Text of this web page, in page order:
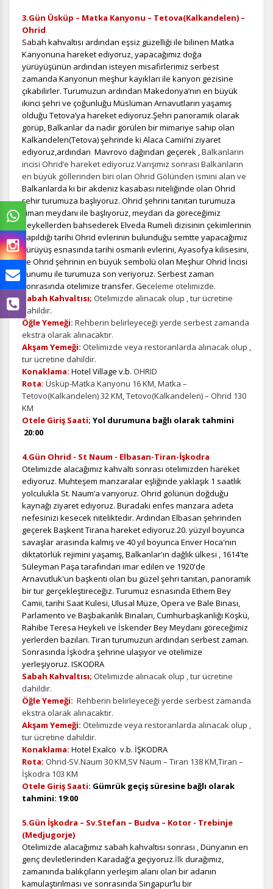
ÇEREZ KULLANIM AYARLARINIZ
Çerez tercihlerinizibelirleyin.
gizlilik koşullarınıinceleyebilirsiniz.
Zorunlu Çerezler
Oturum yönetimi, güvenlik ve temel site işlevleri için
gereklidir. Bu çerezler olmadan site düzgün çalışmaz ve
devre dışı bırakılamaz.
3.Gün Üsküp – Matka Kanyonu – Tetova(Kalkandelen) –
Ohrid
Sabah kahvaltısı ardından eşsiz güzelliği ile bilinen Matka
Kanyonuna hareket ediyoruz, yapacağımız doğa
yürüyüşünün ardından isteyen misafirlerimiz serbest
zamanda Kanyonun meşhur kayıkları ile kanyon gezisine
çıkabilirler. Turumuzun ardından Makedonya’nın en büyük
ikinci şehri ve çoğunluğu Müslüman Arnavutların yaşamış
olduğu Tetova’ya hareket ediyoruz.Şehri panoramik olarak
görüp, Balkanlar da nadir görülen bir mimariye sahip olan
Kalkandelen(Tetova) şehrinde ki Alaca Camii’ni ziyaret
ediyoruz,ardından Mavrovo dağından geçerek ,Balkanların
incisi Ohrid’e hareket ediyoruz.Varışımız sonrası Balkanların
en büyük göllerinden biri olan Ohrid Gölünden ismini alan ve
Balkanlarda ki bir akdeniz kasabası niteliğinde olan Ohrid
şehir turumuza başlıyoruz. Ohrid şehrini tanıtan turumuza
Liman meydanı ile başlıyoruz, meydan da göreceğimiz
heykellerden bahsederek Elveda Rumeli dizisinin çekimlerinin
yapıldığı tarihi Ohrid evlerinin bulunduğu semtte yapacağımız
yürüyüş esnasında tarihi osmanlı evlerini, Ayasofya kilisesini,
ve Ohrid şehrinin en büyük sembolü olan Meşhur Ohrid İncisi
sunumu ile turumuza son veriyoruz. Serbest zaman
sonrasında otelimize transfer. Geceleme otelimizde.
Sabah Kahvaltısı; Otelimizde alınacak olup , tur ücretine
dahildir.
Öğle Yemeği: Rehberin belirleyeceği yerde serbest zamanda
ekstra olarak alınacaktır.
Akşam Yemeği: Otelimizde veya restoranlarda alınacak olup ,
tur ücretine dahildir.
Konaklama: Hotel Village v.b. OHRID
Rota: Üsküp-Matka Kanyonu 16 KM, Matka –
Tetovo(Kalkandelen) 32 KM, Tetovo(Kalkandelen) – Ohrid 130
KM
Otele Giriş Saati; Yol durumuna bağlı olarak tahmini
20:00
4.Gün Ohrid - St Naum - Elbasan-Tiran-İşkodra
Otelimizde alacağımız kahvaltı sonrası otelimizden hareket
ediyoruz. Muhteşem manzaralar eşliğinde yaklaşık 1 saatlik
yolculukla St. Naum’a varıyoruz. Ohrid gölünün doğduğu
kaynağı ziyaret ediyoruz. Buradaki enfes manzara adeta
nefesinizi kesecek niteliktedir. Ardından Elbasan şehrinden
geçerekBaşkent Tirana hareket ediyoruz.20. yüzyıl boyunca
savaşlar arasında kalmış ve 40 yıl boyunca Enver Hoca'nın
diktatörlük rejimini yaşamış, Balkanlar'ın dağlık ülkesi , 1614'te
Süleyman Paşa tarafından imar edilen ve 1920'de
Arnavutluk'un başkenti olan bu güzel şehri tanıtan, panoramik
bir tur gerçekleştireceğiz. Turumuz esnasında Ethem Bey
Camii, tarihi Saat Kulesi, Ulusal Müze, Opera ve Bale Binası,
Parlamento ve Başbakanlık Binaları, Cumhurbaşkanlığı Köşkü,
Rahibe Teresa Heykeli ve İskender Bey Meydanı göreceğimiz
yerlerden bazıları. Tiran turumuzun ardından serbest zaman.
Sonrasında İşkodra şehrine ulaşıyor ve otelimize
yerleşiyoruz. ISKODRA
Sabah Kahvaltısı; Otelimizde alınacak olup , tur ücretine
dahildir.
Öğle Yemeği: Rehberin belirleyeceği yerde serbest zamanda
ekstra olarak alınacaktır.
Akşam Yemeği: Otelimizde veya restoranlarda alınacak olup ,
tur ücretine dahildir.
Konaklama: Hotel Exalco v.b. İŞKODRA
Rota: Ohrid-SV.Naum 30 KM,SV Naum – Tiran 138 KM,Tiran –
İşkodra 103 KM
Otele Giriş Saati: Gümrük geçiş süresine bağlı olarak
tahmini: 19:00
5.Gün İşkodra – Sv.Stefan – Budva – Kotor - Trebinje
(Medjugorje)
Otelimizde alacağımız sabah kahvaltısı sonrası , Dünyanın en
genç devletlerinden Karadağ’a geçiyoruz.İlkdurağımız,
zamanında balıkçıların yerleşim alanı olan bir adanın
kamulaştırılması ve sonrasında Singapur’lu bir